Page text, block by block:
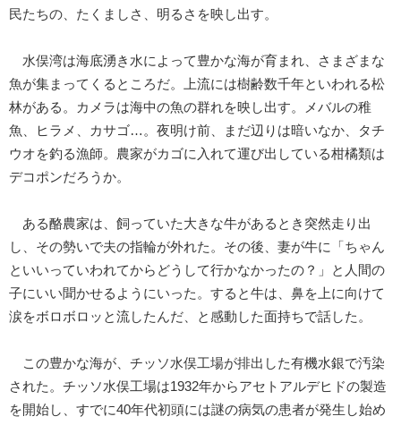
民たちの、たくましさ、明るさを映し出す。
水俣湾は海底湧き水によって豊かな海が育まれ、さまざまな
魚が集まってくるところだ。上流には樹齢数千年といわれる松
林がある。カメラは海中の魚の群れを映し出す。メバルの稚
魚、ヒラメ、カサゴ…。夜明け前、まだ辺りは暗いなか、タチ
ウオを釣る漁師。農家がカゴに入れて運び出している柑橘類は
デコポンだろうか。
ある酪農家は、飼っていた大きな牛があるとき突然走り出
し、その勢いで夫の指輪が外れた。その後、妻が牛に「ちゃん
といいっていわれてからどうして行かなかったの？」と人間の
子にいい聞かせるようにいった。すると牛は、鼻を上に向けて
涙をボロボロッと流したんだ、と感動した面持ちで話した。
この豊かな海が、チッソ水俣工場が排出した有機水銀で汚染
された。チッソ水俣工場は1932年からアセトアルデヒドの製造
を開始し、すでに40年代初頭には謎の病気の患者が発生し始め